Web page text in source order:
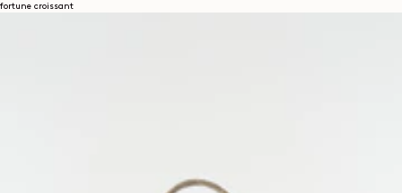
fortune croissant